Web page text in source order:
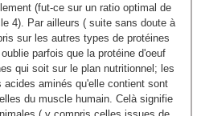
(fut-ce sur un ratio optimal de
4). Par ailleurs ( suite sans doute à
sur les autres types de protéines
parfois que la protéine d'oeuf
qui soit sur le plan nutritionnel; les
aminés qu'elle contient sont
du muscle humain. Celà signifie